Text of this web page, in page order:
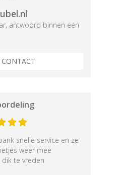
antwoord binnen een
CONTACT
snelle service en ze
weer mee
te vreden